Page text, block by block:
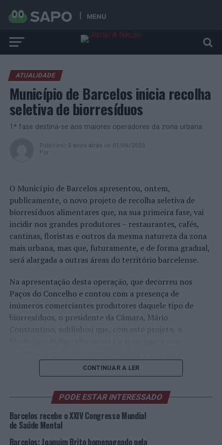
MENU
ATUALIDADE
Município de Barcelos inicia recolha
seletiva de biorresíduos
1ª fase destina-se aos maiores operadores da zona urbana
Publicado 3 anos atrás on 01/06/2023
Por
O Município de Barcelos apresentou, ontem,
publicamente, o novo projeto de recolha seletiva de
biorresíduos alimentares que, na sua primeira fase, vai
incidir nos grandes produtores – restaurantes, cafés,
cantinas, floristas e outros da mesma natureza da zona
mais urbana, mas que, futuramente, e de forma gradual,
será alargada a outras áreas do território barcelense.
Na apresentação desta operação, que decorreu nos
Paços do Concelho e contou com a presença de
inúmeros comerciantes produtores daquele tipo de
biorresíduos, o presidente da Câmara, Mário
Constantino, sublinhou que, com este projeto, o
próximo ano. “Com este projeto, estamos a dar um
passo muito importante na estratégia de tornar o
planeta em que vivemos ambientalmente mais
sustentável”, vincou Mário Constantino, alertando que
“além dos custos e dos impactos ambientais que a
deposição em aterro coloca, sabemos que, com os atuais
padrões de consumo, e a mantermos este ritmo de
CONTINUAR A LER
PODE ESTAR INTERESSADO
Barcelos recebe o XXIV Congresso Mundial
de Saúde Mental
Barcelos: Joaquim Brito homenageado pela